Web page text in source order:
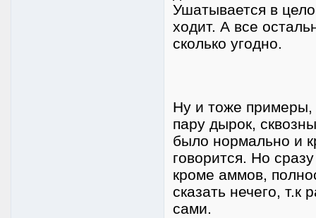
Ушатывается в
ходит. А все
сколько угодно.
Ну и тоже примеры,
пару дырок,
было нормально и
говорится. Но
кроме аммов,
сказать нечего, т.к
сами.